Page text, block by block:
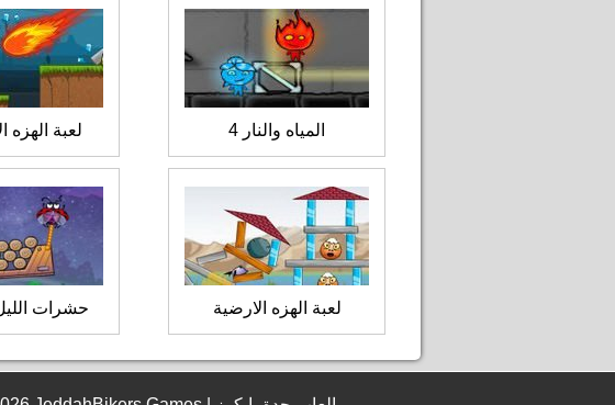
المياه والنار 4 لعبة الهزه
لعبة الهزه الارضية حشرات